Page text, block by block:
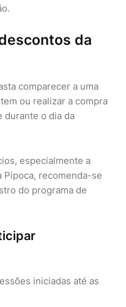
da
comparecer a uma
ou realizar a compra
durante o dia da
especialmente a
Pipoca, recomenda-se
do programa de
iniciadas até as